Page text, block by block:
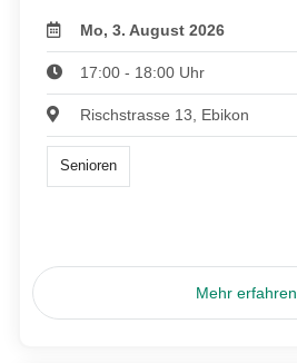
Mo, 3. August 2026
17:00 - 18:00 Uhr
Rischstrasse 13, Ebikon
Senioren
Mehr erfahren